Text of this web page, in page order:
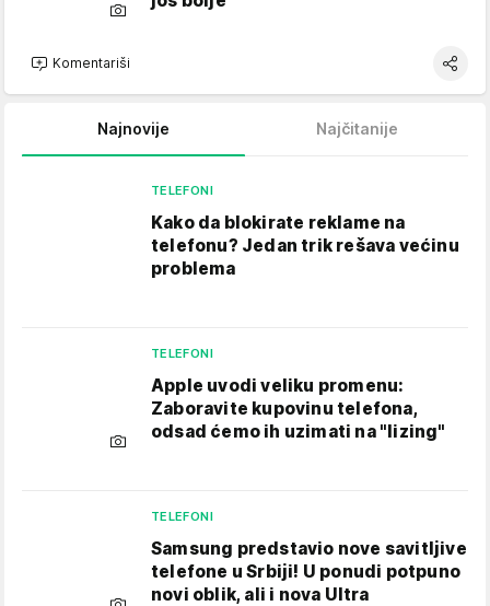
Komentariši
Najnovije Najčitanije
TELEFONI
Kako da blokirate reklame na
telefonu​? Jedan trik rešava većinu
problema
TELEFONI
Apple uvodi veliku promenu:
Zaboravite kupovinu telefona,
odsad ćemo ih uzimati na "lizing"
TELEFONI
Samsung predstavio nove savitljive
telefone u Srbiji! U ponudi potpuno
novi oblik, ali i nova Ultra